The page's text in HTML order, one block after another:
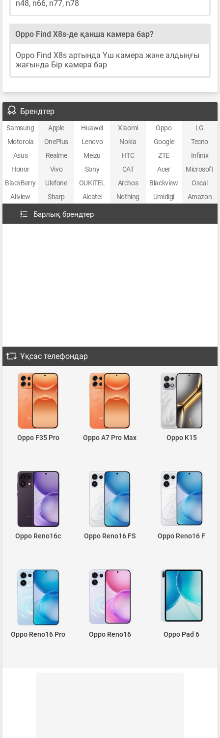
n48, n66, n77, n78
Oppo Find X8s-де қанша камера бар?
Oppo Find X8s артында Үш камера және алдыңғы
жағында Бір камера бар
Брендтер
Samsung Apple Huawei Xiaomi Oppo
LG
Motorola
OnePlus Lenovo Nokia Google
Tecno
Asus
Realme Meizu HTC ZTE
Infinix
Honor
Vivo Sony CAT Acer
Microsoft
BlackBerry
Ulefone OUKITEL Archos Blackview
Oscal
Allview
Sharp Alcatel Nothing Umidigi Amazon
Барлық брендтер
Ұқсас телефондар
Oppo F35 Pro Oppo A7 Pro Max Oppo K15
Oppo Reno16c Oppo Reno16 FS Oppo Reno16 F
Oppo Reno16 Pro Oppo Reno16 Oppo Pad 6